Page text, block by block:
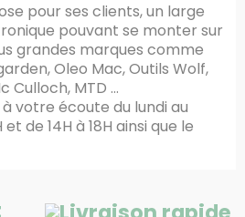
pour ses clients, un large
pouvant se monter sur
grandes marques comme
Oleo Mac, Outils Wolf,
Culloch, MTD ...
votre écoute du lundi au
de 14H à 18H ainsi que le